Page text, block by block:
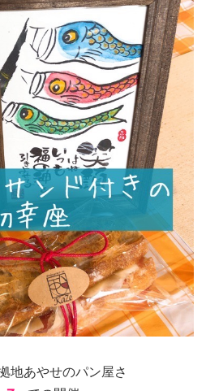
地あやせのパン屋さ